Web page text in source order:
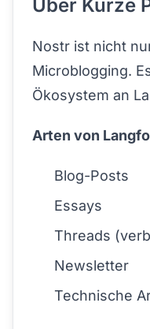
Über Kurze
Nostr ist nicht
Microblogging.
Ökosystem an
Arten von
Blog-Posts
Essays
Threads
Newsletter
Technische